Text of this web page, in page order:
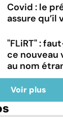
Covid : le
assure qu’il
"FLiRT" :
ce nouveau
au nom
Voir plus